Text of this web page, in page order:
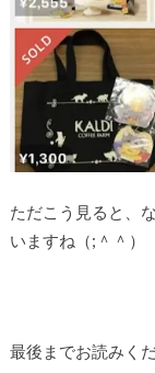
ただこう見ると、
いますね（;＾＾）
最後までお読みく